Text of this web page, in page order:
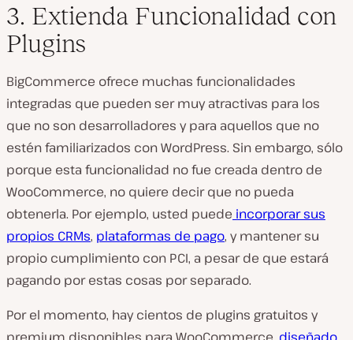
3. Extienda Funcionalidad con
Plugins
BigCommerce ofrece muchas funcionalidades
integradas que pueden ser muy atractivas para los
que no son desarrolladores y para aquellos que no
estén familiarizados con WordPress. Sin embargo, sólo
porque esta funcionalidad no fue creada dentro de
WooCommerce, no quiere decir que no pueda
obtenerla. Por ejemplo, usted puede incorporar sus
propios CRMs, plataformas de pago, y mantener su
propio cumplimiento con PCI, a pesar de que estará
pagando por estas cosas por separado.
Por el momento, hay cientos de plugins gratuitos y